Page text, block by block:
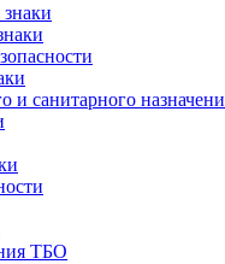
и санитарного
ТБО